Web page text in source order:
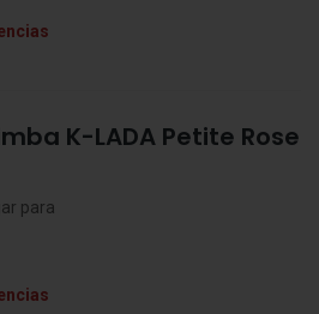
K-LADA Petite Rose
para